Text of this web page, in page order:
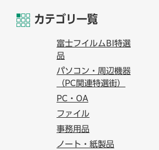
カテゴリ一覧
富士フイルムBI特選
品
パソコン・周辺機器
（PC関連特選街）
PC・OA
ファイル
事務用品
ノート・紙製品